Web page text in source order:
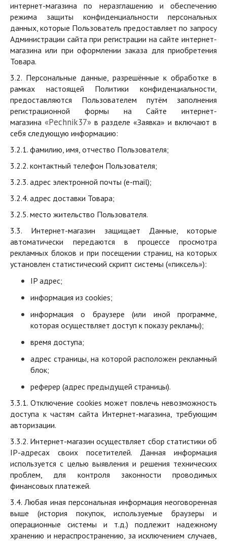
интернет-магазина по неразглашению и обеспечению
режима защиты конфиденциальности персональных
данных, которые Пользователь предоставляет по запросу
Администрации сайта при регистрации на сайте интернет-
магазина или при оформлении заказа для приобретения
Товара.
3.2. Персональные данные, разрешённые к обработке в
рамках настоящей Политики конфиденциальности,
предоставляются Пользователем путём заполнения
регистрационной формы на Сайте интернет-
магазина «Pechnik37» в разделе «Заявка» и включают в
себя следующую информацию:
3.2.1. фамилию, имя, отчество Пользователя;
3.2.2. контактный телефон Пользователя;
3.2.3. адрес электронной почты (e-mail);
3.2.4. адрес доставки Товара;
3.2.5. место жительство Пользователя.
3.3. Интернет-магазин защищает Данные, которые
автоматически передаются в процессе просмотра
рекламных блоков и при посещении страниц, на которых
установлен статистический скрипт системы («пиксель»):
IP адрес;
информация из cookies;
информация о браузере (или иной программе,
которая осуществляет доступ к показу рекламы);
время доступа;
адрес страницы, на которой расположен рекламный
блок;
реферер (адрес предыдущей страницы).
3.3.1. Отключение cookies может повлечь невозможность
доступа к частям сайта Интернет-магазина, требующим
авторизации.
3.3.2. Интернет-магазин осуществляет сбор статистики об
IP-адресах своих посетителей. Данная информация
используется с целью выявления и решения технических
проблем, для контроля законности проводимых
финансовых платежей.
3.4. Любая иная персональная информация неоговоренная
выше (история покупок, используемые браузеры и
операционные системы и т.д.) подлежит надежному
хранению и нераспространению, за исключением случаев,